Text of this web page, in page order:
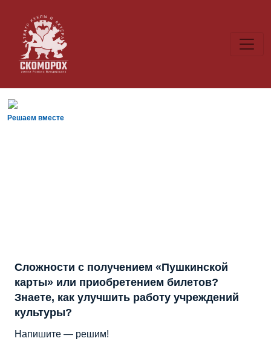
Решаем вместе
Сложности с получением «Пушкинской
карты» или приобретением билетов?
Знаете, как улучшить работу учреждений
культуры?
Напишите — решим!